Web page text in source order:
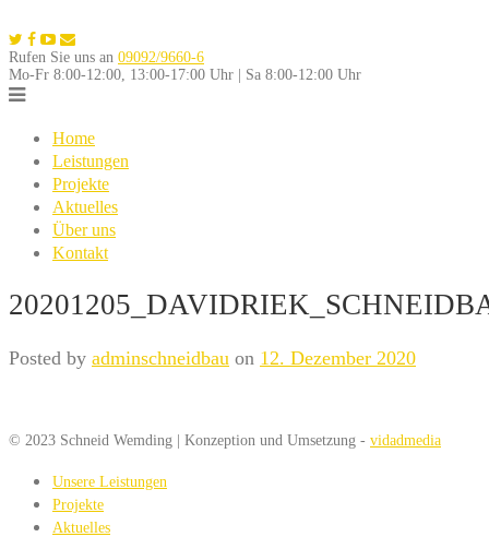
to
content
Rufen Sie uns an 09092/9660-6
Mo-Fr 8:00-12:00, 13:00-17:00 Uhr | Sa 8:00-12:00 Uhr
Home
Leistungen
Projekte
Aktuelles
Über uns
Kontakt
Posted by adminschneidbau on 12. Dezember 2020
© 2023 Schneid Wemding | Konzeption und Umsetzung - vidadmedia
Unsere Leistungen
Projekte
Aktuelles